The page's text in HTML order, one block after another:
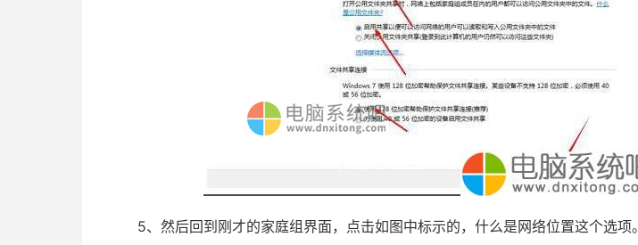
5、然后回到刚才的家庭组界面，点击如图中标示的，什么是网络位置这个选项。